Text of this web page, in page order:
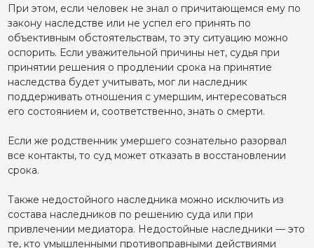
При этом, если человек не знал о причитающемся ему по
закону наследстве или не успел его принять по
объективным обстоятельствам, то эту ситуацию можно
оспорить. Если уважительной причины нет, судья при
принятии решения о продлении срока на принятие
наследства будет учитывать, мог ли наследник
поддерживать отношения с умершим, интересоваться
его состоянием и, соответственно, знать о смерти.
Если же родственник умершего сознательно разорвал
все контакты, то суд может отказать в восстановлении
срока.
Также недостойного наследника можно исключить из
состава наследников по решению суда или при
привлечении медиатора. Недостойные наследники — это
те, кто умышленными противоправными действиями